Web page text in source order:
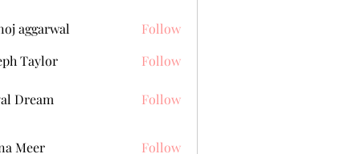
aggarwal
Follow
Taylor
Follow
Dream Follow
Meer
Follow